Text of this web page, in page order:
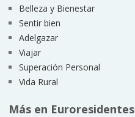
Belleza y Bienestar
Sentir bien
Adelgazar
Viajar
Superación Personal
Vida Rural
Más en Euroresidentes